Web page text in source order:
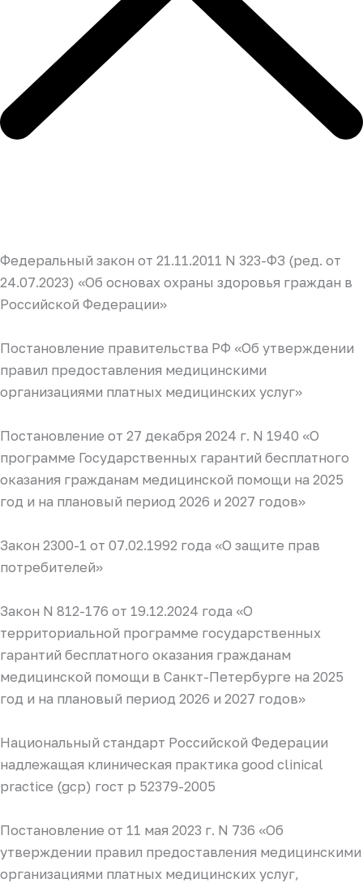
Федеральный закон от 21.11.2011 N 323-ФЗ (ред. от
24.07.2023) «Об основах охраны здоровья граждан в
Российской Федерации»
Постановление правительства РФ «Об утверждении
правил предоставления медицинскими
организациями платных медицинских услуг»
Постановление от 27 декабря 2024 г. N 1940 «О
программе Государственных гарантий бесплатного
оказания гражданам медицинской помощи на 2025
год и на плановый период 2026 и 2027 годов»
Закон 2300-1 от 07.02.1992 года «О защите прав
потребителей»
Закон N 812-176 от 19.12.2024 года «О
территориальной программе государственных
гарантий бесплатного оказания гражданам
медицинской помощи в Санкт-Петербурге на 2025
год и на плановый период 2026 и 2027 годов»
Национальный стандарт Российской Федерации
надлежащая клиническая практика good clinical
practice (gcp) гост р 52379-2005
Постановление от 11 мая 2023 г. N 736 «Об
утверждении правил предоставления медицинскими
организациями платных медицинских услуг,